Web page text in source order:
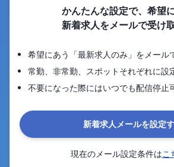
かんたんな設定で、希望
新着求人をメールで受け
希望にあう「最新求人のみ」をメール
常勤、非常勤、スポットそれぞれに設
不要になった際にはいつでも配信停止
新着求人メールを設定
現在のメール設定条件はこ